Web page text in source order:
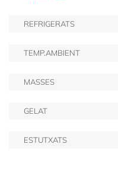
REFRIGERATS
TEMP.AMBIENT
MASSES
GELAT
ESTUTXATS